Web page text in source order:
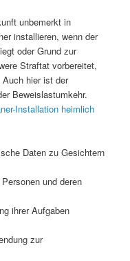
unbemerkt in
installieren, wenn der
oder Grund zur
Straftat vorbereitet,
hier ist der
Beweislastumkehr.
Installation heimlich
Daten zu Gesichtern
und deren
ihrer Aufgaben
zur